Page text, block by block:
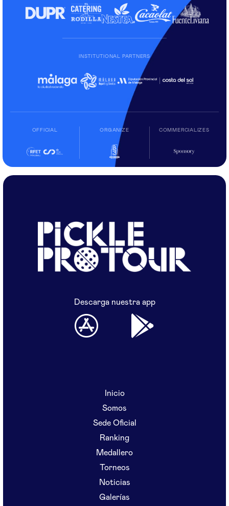
INSTITUTIONAL PARTNERS
OFFICIAL ORGANIZE COMMERCIALIZES
Descarga nuestra app
Inicio
Somos
Sede Oficial
Ranking
Medallero
Torneos
Noticias
Galerías